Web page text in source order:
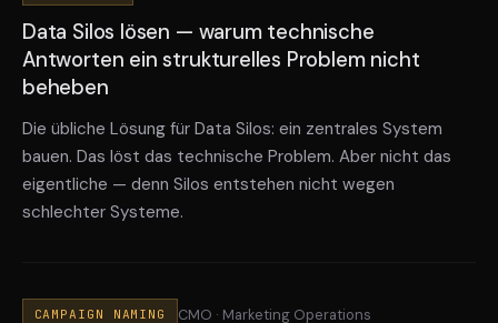
Data Silos lösen — warum technische
Antworten ein strukturelles Problem nicht
beheben
Die übliche Lösung für Data Silos: ein zentrales System
bauen. Das löst das technische Problem. Aber nicht das
eigentliche — denn Silos entstehen nicht wegen
schlechter Systeme.
CAMPAIGN NAMING CMO · Marketing Operations